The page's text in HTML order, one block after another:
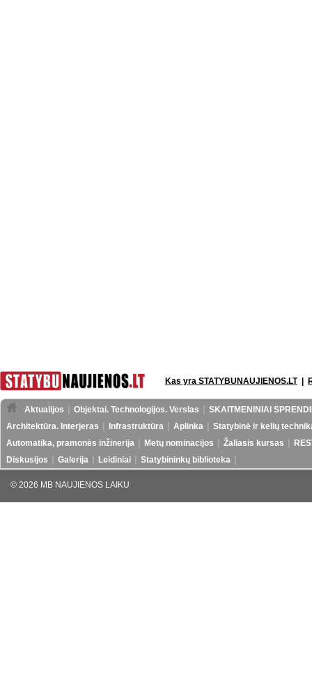
Kas yra STATYBUNAUJIENOS.LT|
Aktualijos Objektai. Technologijos. Verslas
SKAITMENINIAI
Architektūra. Interjeras
Infrastruktūra Aplinka
Statybinė ir kelių
Automatika, pramonės inžinerija
Metų nominacijos Žaliasis kursas
Diskusijos
Galerija Leidiniai Statybininkų biblioteka
© 2026 MB NAUJIENOS LAIKU